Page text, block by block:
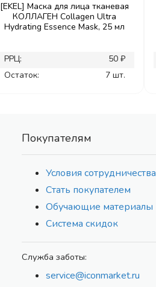
[EKEL] Маска для лица тканевая
КОЛЛАГЕН Collagen Ultra
Hydrating Essence Mask, 25 мл
РРЦ:
50 ₽
Остаток:
7 шт.
Покупателям
Условия сотрудничества
Стать покупателем
Обучающие материалы
Система скидок
Служба заботы:
service@iconmarket.ru